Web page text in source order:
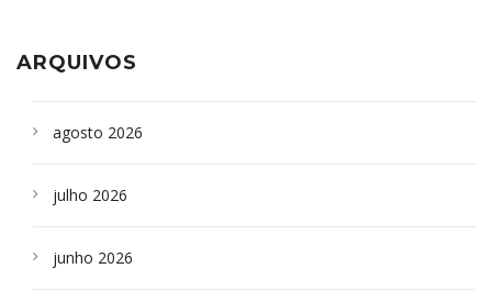
ARQUIVOS
agosto 2026
julho 2026
junho 2026